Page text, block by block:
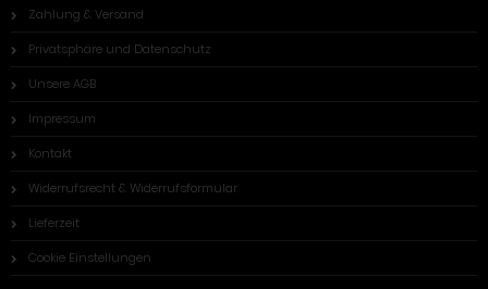
Zahlung & Versand
Privatsphäre und Datenschutz
Unsere AGB
Impressum
Kontakt
Widerrufsrecht & Widerrufsformular
Lieferzeit
Cookie Einstellungen